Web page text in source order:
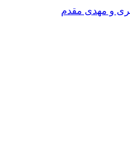
و مهدى مقدم